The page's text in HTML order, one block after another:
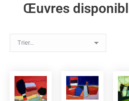
Œuvres